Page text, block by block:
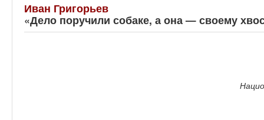
Иван Григорьев
«Дело поручили собаке, а она — своему